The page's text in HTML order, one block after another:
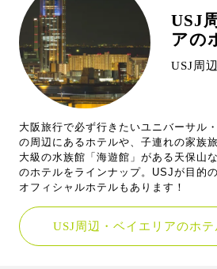
USJ
アの
USJ周
大阪旅行で必ず行きたいユニバーサル
の周辺にあるホテルや、子連れの家族
大級の水族館「海遊館」がある天保山
のホテルをラインナップ。USJが目的
オフィシャルホテルもあります！
USJ周辺・ベイエリアのホ